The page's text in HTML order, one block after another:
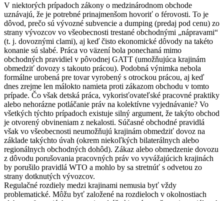
V niektorých prípadoch zákony o medzinárodnom obchode
uznávajú, že je potrebné prinajmenšom hovoriť o férovosti. To je
dôvod, prečo sú vývozné subvencie a dumping (predaj pod cenu) zo
strany vývozcov vo všeobecnosti trestané obchodnými „nápravami“
(t. j. dovoznými clami), aj keď čisto ekonomické dôvody na takéto
konanie sú slabé. Práca vo väzení bola ponechaná mimo
obchodných pravidiel v pôvodnej GATT (umožňujúca krajinám
obmedziť dovozy s takouto prácou). Podobná výnimka nebola
formálne urobená pre tovar vyrobený s otrockou prácou, aj keď
dnes zrejme len málokto namieta proti zákazom obchodu v tomto
prípade. Čo však detská práca, vykorisťovateľské pracovné praktiky
alebo nehorázne potláčanie práv na kolektívne vyjednávanie? Vo
všetkých týchto prípadoch existuje silný argument, že takýto obchod
je otvorený obvineniam z nekalosti. Súčasné obchodné pravidlá
však vo všeobecnosti neumožňujú krajinám obmedziť dovoz na
základe takýchto úvah (okrem niekoľkých bilaterálnych alebo
regionálnych obchodných dohôd). Zákaz alebo obmedzenie dovozu
z dôvodu porušovania pracovných práv vo vyvážajúcich krajinách
by porušilo pravidlá WTO a mohlo by sa stretnúť s odvetou zo
strany dotknutých vývozcov.
Regulačné rozdiely medzi krajinami nemusia byť vždy
problematické. Môžu byť založené na rozdieloch v okolnostiach